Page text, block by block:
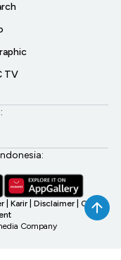
TV
Karir Disclaimer CNBC
Company